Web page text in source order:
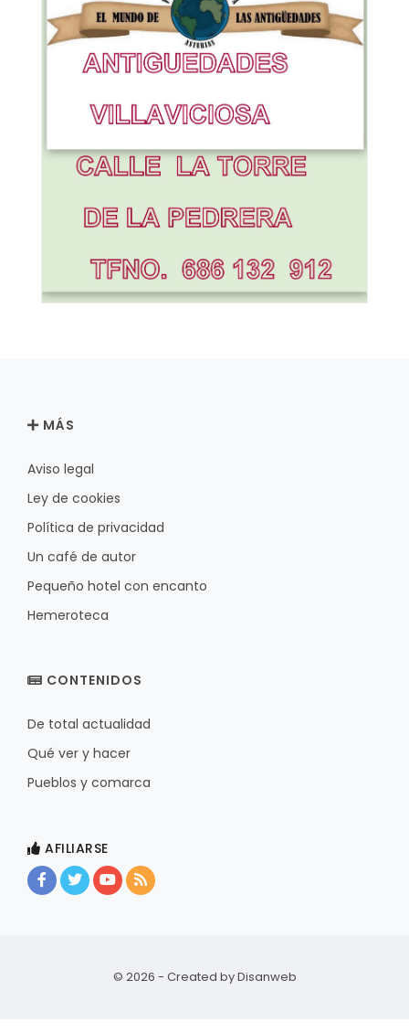
MÁS
Aviso legal
Ley de cookies
Política de privacidad
Un café de autor
Pequeño hotel con encanto
Hemeroteca
CONTENIDOS
De total actualidad
Qué ver y hacer
Pueblos y comarca
AFILIARSE
© 2026 - Created byDisanweb